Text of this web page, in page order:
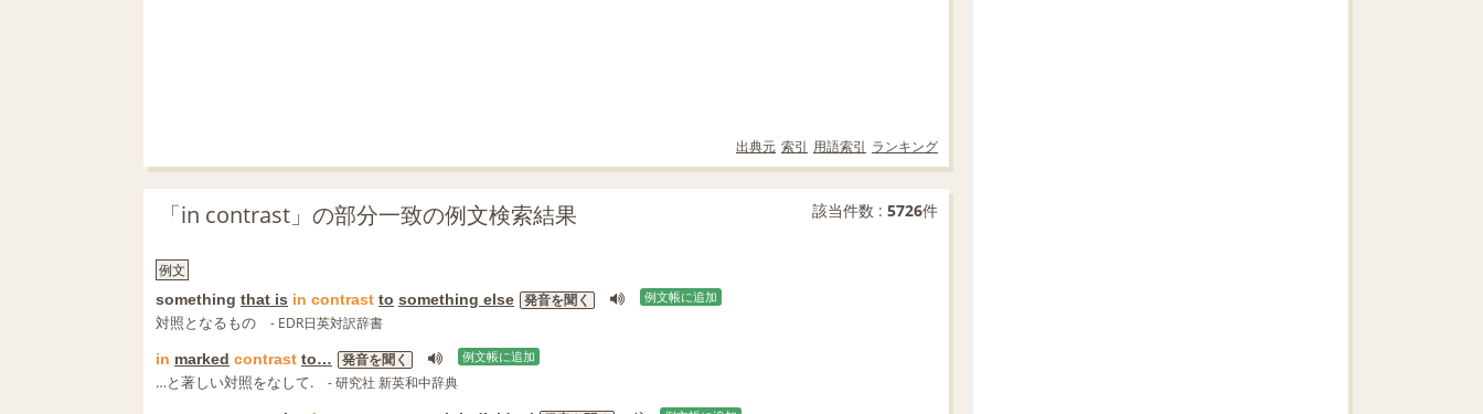
出典元 索引 用語索引 ランキング
「in contrast」の部分一致の例文検索結果 該当件数 : 5726件
例文
something that is in contrast to something else 発音を聞く 例文帳に追加
対照となるもの - EDR日英対訳辞書
in marked contrast to… 発音を聞く 例文帳に追加
…と著しい対照をなして. - 研究社 新英和中辞典